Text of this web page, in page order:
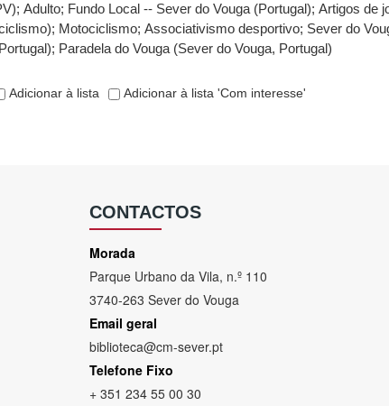
;Adulto; Fundo Local -- Sever do Vouga (Portugal);Artigos de
; Motociclismo;Associativismo desportivo; Sever do
; Paradela do Vouga (Sever do Vouga, Portugal)
Adicionar à lista Adicionar à lista 'Com interesse'
CONTACTOS
Morada
Parque Urbano da Vila, n.º 110
3740-263 Sever do Vouga
Email geral
biblioteca@cm-sever.pt
Telefone Fixo
+ 351 234 55 00 30